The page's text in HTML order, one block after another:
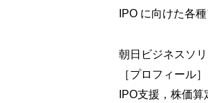
QⅡ-1-11 店舗用不
QⅡ-1-13 リースを
第2章 リース期
IPO に向けた各
朝日ビジネスソ
［プロフィール］
IPO支援，株価